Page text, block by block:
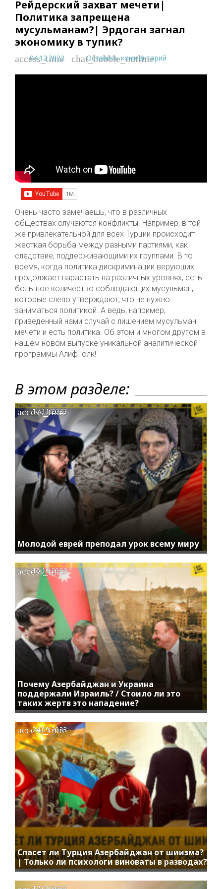
Рейдерский захват мечети|
Политика запрещена
мусульманам?| Эрдоган загнал
экономику в тупик?
access_time
04.12.2022 chat_bubble_outline
Оставить комментарий
Очень часто замечаешь, что в различных
обществах случаются конфликты. Например, в той
же привлекательной для всех Турции происходит
жесткая борьба между разными партиями, как
следствие, поддерживающими их группами. В то
время, когда политика дискриминации верующих
продолжает нарастать на различных уровнях, есть
большое количество соблюдающих мусульман,
которые слепо утверждают, что не нужно
заниматься политикой. А ведь, например,
приведенный нами случай с лишением мусульман
мечети и есть политика. Об этом и многом другом в
нашем новом выпуске уникальной аналитической
программы АлифТолк!
В этом разделе:
Молодой еврей преподал урок всему миру
access_time
17.11.2023
Почему Азербайджан и Украина
поддержали Израиль? / Стоило ли это
таких жертв это нападение?
access_time
15.10.2023
Спасет ли Турция Азербайджан от шиизма?
| Только ли психологи виноваты в разводах?
access_time
24.09.2023